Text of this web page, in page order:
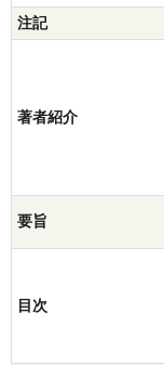
注記
著者紹介
要旨
目次